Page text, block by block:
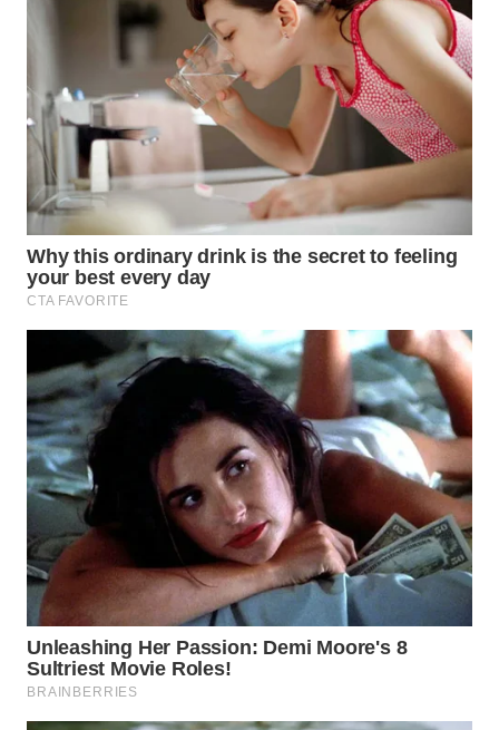
SERDANG
TEBING
TINGGI
WN
PAKPAK
WN
KARAWANG
WN
BEKASI
WN
BOGOR
WN
DEPOK
WN
TAPANULI